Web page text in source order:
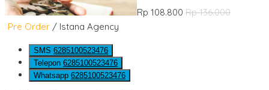
Rp 108.800 Rp 136.000
Pre Order / Istana Agency
SMS 6285100523476
Telepon 6285100523476
Whatsapp 6285100523476